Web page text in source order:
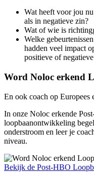
Wat heeft voor jou
als in negatieve zin?
Wat of wie is
Welke
hadden veel impact
positieve of
Word Noloc erkend
En ook coach op Europees
In onze Noloc erkende
loopbaanontwikkeling
onderstroom en leer je
niveau.
Bekijk de Post-HBO